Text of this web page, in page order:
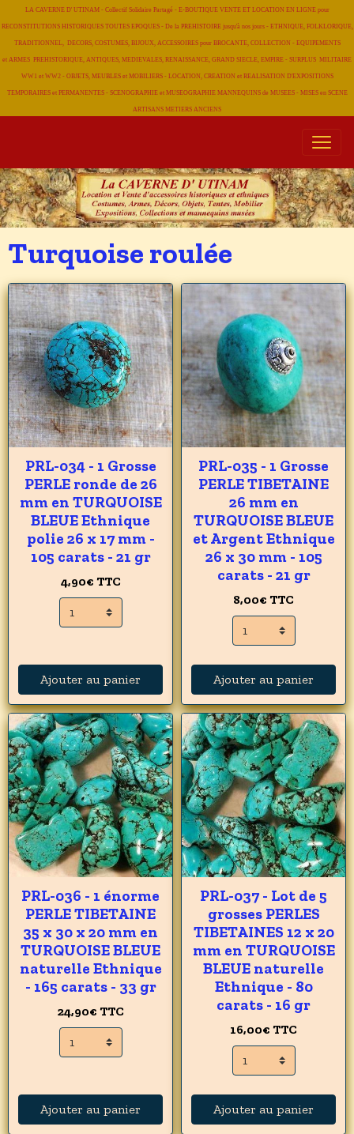
LA CAVERNE D' UTINAM - Collectif Solidaire Partagé - E-BOUTIQUE VENTE ET LOCATION EN LIGNE pour
RECONSTITUTIONS HISTORIQUES TOUTES EPOQUES - De la PREHISTOIRE jusqu'à nos jours - ETHNIQUE, FOLKLORIQUE,
TRADITIONNEL, DECORS, COSTUMES, BIJOUX, ACCESSOIRES pour BROCANTE, COLLECTION - EQUIPEMENTS
et ARMES PREHISTORIQUE, ANTIQUES, MEDIEVALES, RENAISSANCE, GRAND SIECLE, EMPIRE - SURPLUS MILITAIRE
WW1 et WW2 - OBJETS, MEUBLES et MOBILIERS - LOCATION, CREATION et REALISATION D'EXPOSITIONS
TEMPORAIRES et PERMANENTES - SCENOGRAPHIE et MUSEOGRAPHIE MANNEQUINS de MUSEES - MISES en SCENE
ARTISANS METIERS ANCIENS
Turquoise roulée
PRL-034 - 1 Grosse
PERLE ronde de 26
mm en TURQUOISE
BLEUE Ethnique
polie 26 x 17 mm -
105 carats - 21 gr
4,90€ TTC
Ajouter au panier
PRL-035 - 1 Grosse
PERLE TIBETAINE
26 mm en
TURQUOISE BLEUE
et Argent Ethnique
26 x 30 mm - 105
carats - 21 gr
8,00€ TTC
Ajouter au panier
PRL-036 - 1 énorme
PERLE TIBETAINE
35 x 30 x 20 mm en
TURQUOISE BLEUE
naturelle Ethnique
- 165 carats - 33 gr
24,90€ TTC
Ajouter au panier
PRL-037 - Lot de 5
grosses PERLES
TIBETAINES 12 x 20
mm en TURQUOISE
BLEUE naturelle
Ethnique - 80
carats - 16 gr
16,00€ TTC
Ajouter au panier